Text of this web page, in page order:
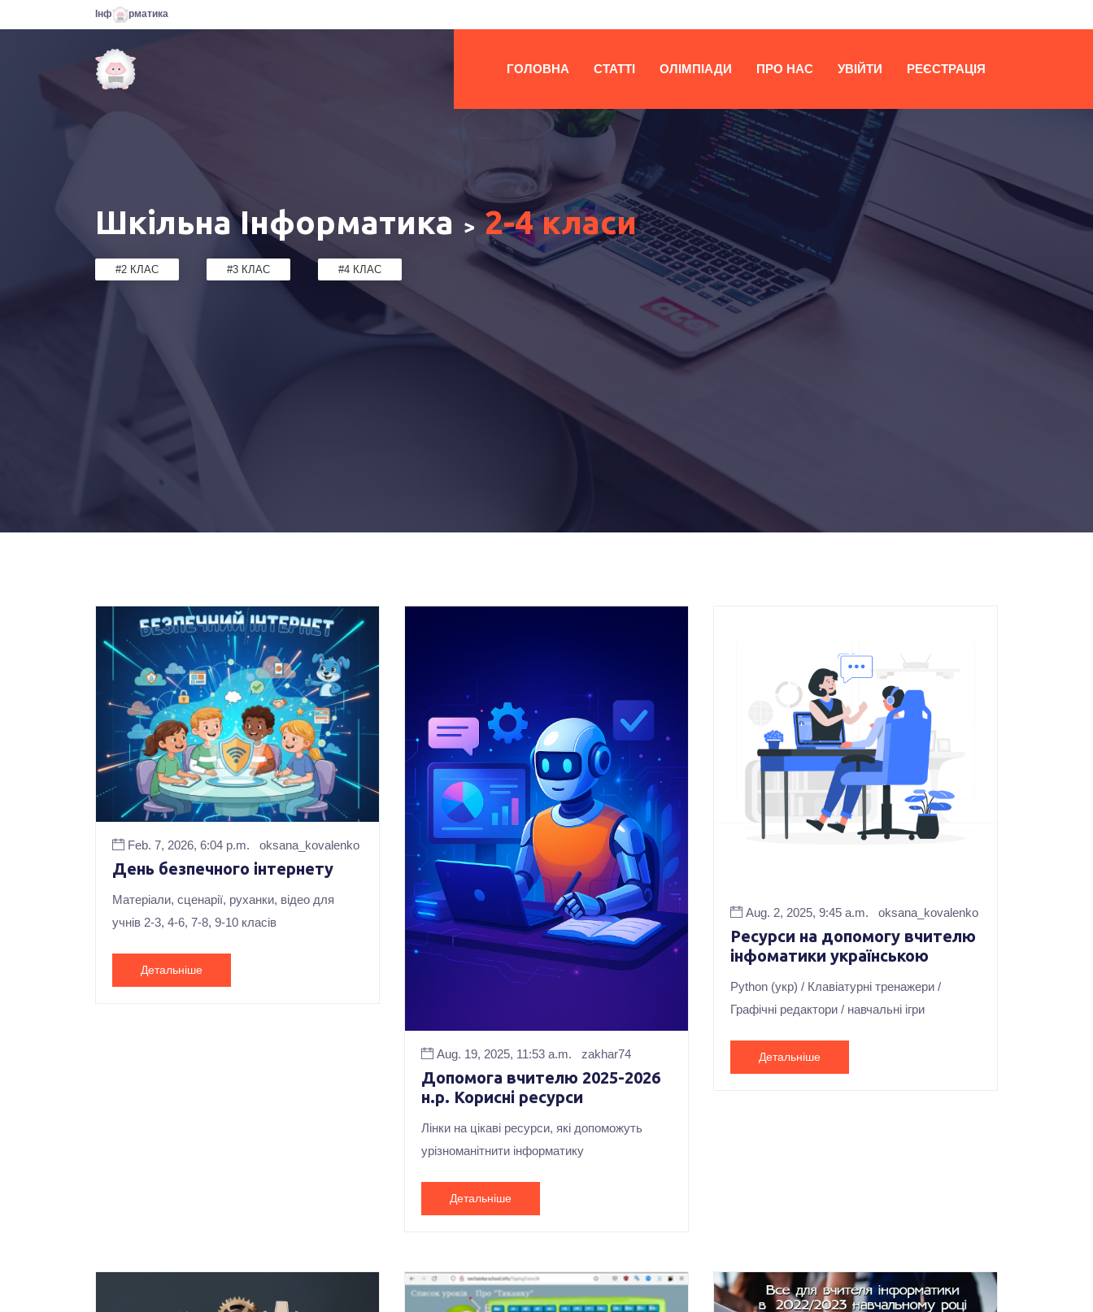
Інф рматика
ГОЛОВНА СТАТТІ ОЛІМПІАДИ ПРО НАС УВІЙТИ РЕЄСТРАЦІЯ
Шкільна Інформатика > 2-4 класи
#2 КЛАС #3 КЛАС #4 КЛАС
Feb. 7, 2026, 6:04 p.m. oksana_kovalenko
День безпечного інтернету
Матеріали, сценарії, руханки, відео для
учнів 2-3, 4-6, 7-8, 9-10 класів
Детальніше
Aug. 19, 2025, 11:53 a.m. zakhar74
Допомога вчителю 2025-2026
н.р. Корисні ресурси
Лінки на цікаві ресурси, які допоможуть
урізноманітнити інформатику
Детальніше
Aug. 2, 2025, 9:45 a.m. oksana_kovalenko
Ресурси на допомогу вчителю
інфоматики українською
Python (укр) / Клавіатурні тренажери /
Графічні редактори / навчальні ігри
Детальніше